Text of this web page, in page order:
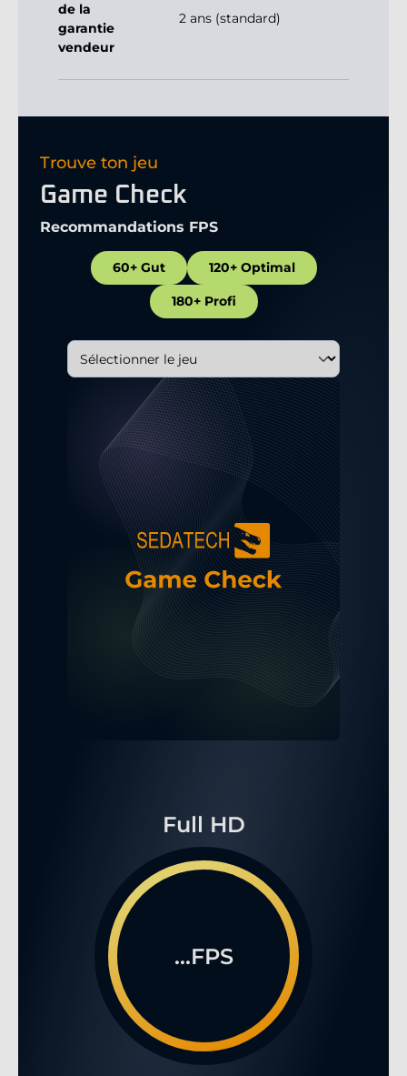
de la
garantie
vendeur
2 ans (standard)
Trouve ton jeu
Game Check
Recommandations FPS
60+ Gut 120+ Optimal
180+ Profi
Full HD
...FPS